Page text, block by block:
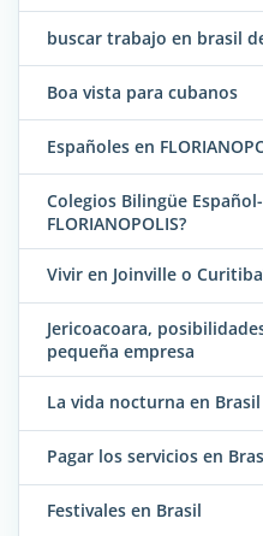
buscar trabajo en brasil
Boa vista para cubanos
Españoles en
Colegios Bilingüe
FLORIANOPOLIS?
Vivir en Joinville o
Jericoacoara,
pequeña empresa
La vida nocturna en Brasil
Pagar los servicios en
Festivales en Brasil